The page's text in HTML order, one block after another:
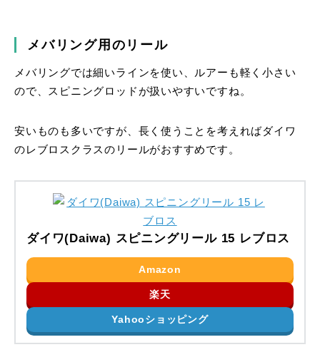
メバリング用のリール
メバリングでは細いラインを使い、ルアーも軽く小さい
ので、スピニングロッドが扱いやすいですね。
安いものも多いですが、長く使うことを考えればダイワ
のレブロスクラスのリールがおすすめです。
ダイワ(Daiwa) スピニングリール 15 レブロス
Amazon
楽天
Yahooショッピング